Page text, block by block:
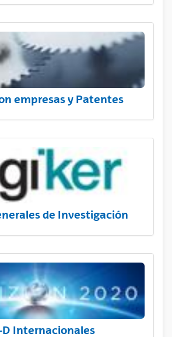
empresas y Patentes
de Investigación
Internacionales